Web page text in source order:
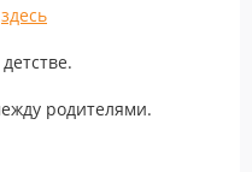
здесь
родителями.